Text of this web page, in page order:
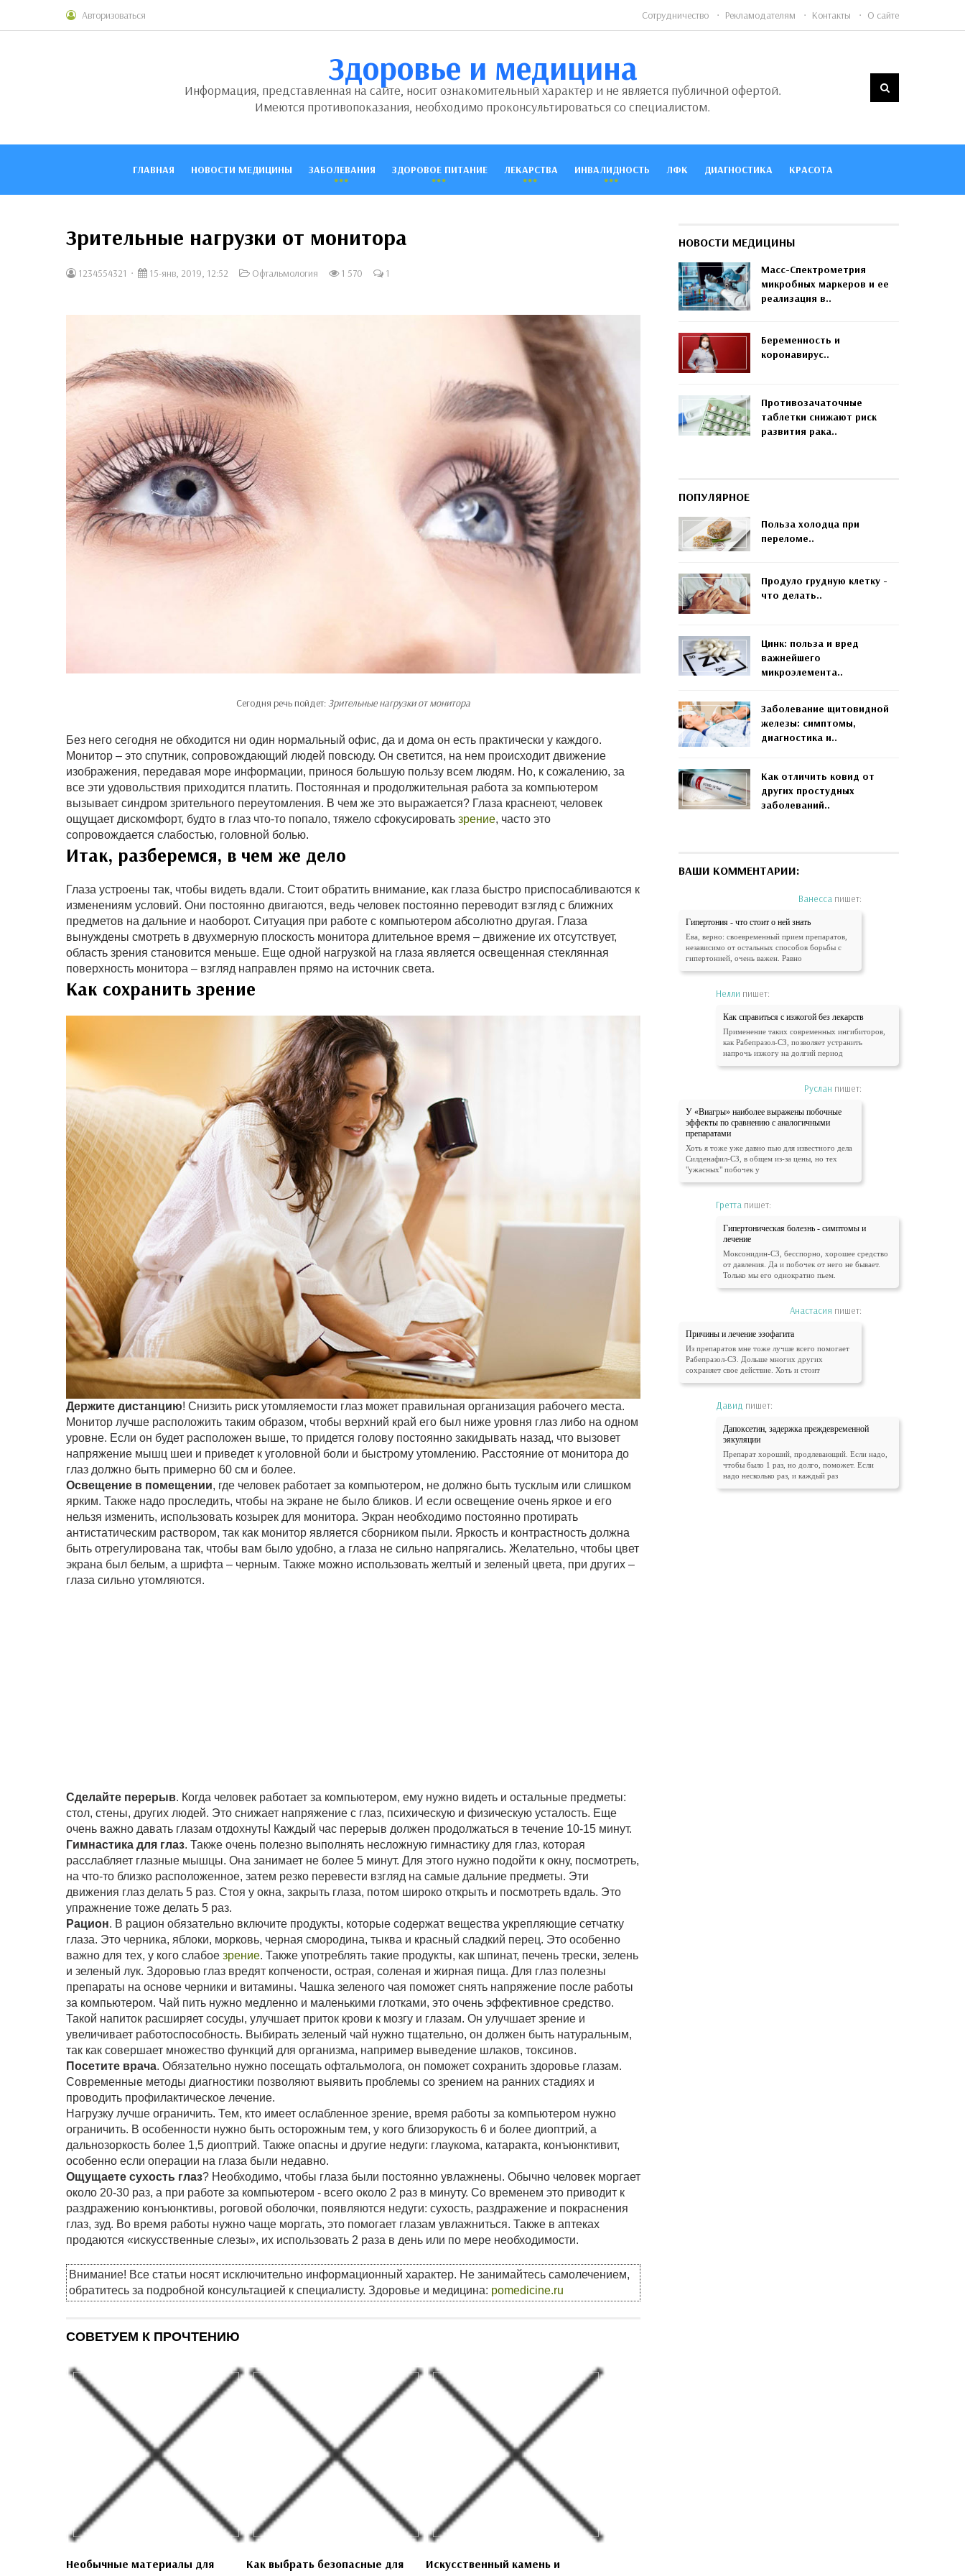
Авторизоваться Сотрудничество Рекламодателям Контакты О сайте
Здоровье и медицина
Информация, представленная на сайте, носит ознакомительный характер и не является публичной офертой.
Имеются противопоказания, необходимо проконсультироваться со специалистом.
ГЛАВНАЯ НОВОСТИ МЕДИЦИНЫ ЗАБОЛЕВАНИЯ ЗДОРОВОЕ ПИТАНИЕ ЛЕКАРСТВА ИНВАЛИДНОСТЬ ЛФК ДИАГНОСТИКА КРАСОТА
Зрительные нагрузки от монитора
1234554321 15-янв, 2019, 12:52 Офтальмология 1 570 1
Сегодня речь пойдет:Зрительные нагрузки от монитора
Без него сегодня не обходится ни один нормальный офис, да и дома он есть практически у каждого.
Монитор – это спутник, сопровождающий людей повсюду. Он светится, на нем происходит движение
изображения, передавая море информации, принося большую пользу всем людям. Но, к сожалению, за
все эти удовольствия приходится платить. Постоянная и продолжительная работа за компьютером
вызывает синдром зрительного переутомления. В чем же это выражается? Глаза краснеют, человек
ощущает дискомфорт, будто в глаз что-то попало, тяжело сфокусировать зрение, часто это
сопровождается слабостью, головной болью.
Итак, разберемся, в чем же дело
Глаза устроены так, чтобы видеть вдали. Стоит обратить внимание, как глаза быстро приспосабливаются к
изменениям условий. Они постоянно двигаются, ведь человек постоянно переводит взгляд с ближних
предметов на дальние и наоборот. Ситуация при работе с компьютером абсолютно другая. Глаза
вынуждены смотреть в двухмерную плоскость монитора длительное время – движение их отсутствует,
область зрения становится меньше. Еще одной нагрузкой на глаза является освещенная стеклянная
поверхность монитора – взгляд направлен прямо на источник света.
Как сохранить зрение
Держите дистанцию! Снизить риск утомляемости глаз может правильная организация рабочего места.
Монитор лучше расположить таким образом, чтобы верхний край его был ниже уровня глаз либо на одном
уровне. Если он будет расположен выше, то придется голову постоянно закидывать назад, что вызовет
напряжение мышц шеи и приведет к уголовной боли и быстрому утомлению. Расстояние от монитора до
глаз должно быть примерно 60 см и более.
Освещение в помещении, где человек работает за компьютером, не должно быть тусклым или слишком
ярким. Также надо проследить, чтобы на экране не было бликов. И если освещение очень яркое и его
нельзя изменить, использовать козырек для монитора. Экран необходимо постоянно протирать
антистатическим раствором, так как монитор является сборником пыли. Яркость и контрастность должна
быть отрегулирована так, чтобы вам было удобно, а глаза не сильно напрягались. Желательно, чтобы цвет
экрана был белым, а шрифта – черным. Также можно использовать желтый и зеленый цвета, при других –
глаза сильно утомляются.
Сделайте перерыв. Когда человек работает за компьютером, ему нужно видеть и остальные предметы:
стол, стены, других людей. Это снижает напряжение с глаз, психическую и физическую усталость. Еще
очень важно давать глазам отдохнуть! Каждый час перерыв должен продолжаться в течение 10-15 минут.
Гимнастика для глаз. Также очень полезно выполнять несложную гимнастику для глаз, которая
расслабляет глазные мышцы. Она занимает не более 5 минут. Для этого нужно подойти к окну, посмотреть,
на что-то близко расположенное, затем резко перевести взгляд на самые дальние предметы. Эти
движения глаз делать 5 раз. Стоя у окна, закрыть глаза, потом широко открыть и посмотреть вдаль. Это
упражнение тоже делать 5 раз.
Рацион. В рацион обязательно включите продукты, которые содержат вещества укрепляющие сетчатку
глаза. Это черника, яблоки, морковь, черная смородина, тыква и красный сладкий перец. Это особенно
важно для тех, у кого слабое зрение. Также употреблять такие продукты, как шпинат, печень трески, зелень
и зеленый лук. Здоровью глаз вредят копчености, острая, соленая и жирная пища. Для глаз полезны
препараты на основе черники и витамины. Чашка зеленого чая поможет снять напряжение после работы
за компьютером. Чай пить нужно медленно и маленькими глотками, это очень эффективное средство.
Такой напиток расширяет сосуды, улучшает приток крови к мозгу и глазам. Он улучшает зрение и
увеличивает работоспособность. Выбирать зеленый чай нужно тщательно, он должен быть натуральным,
так как совершает множество функций для организма, например выведение шлаков, токсинов.
Посетите врача. Обязательно нужно посещать офтальмолога, он поможет сохранить здоровье глазам.
Современные методы диагностики позволяют выявить проблемы со зрением на ранних стадиях и
проводить профилактическое лечение.
Нагрузку лучше ограничить. Тем, кто имеет ослабленное зрение, время работы за компьютером нужно
ограничить. В особенности нужно быть осторожным тем, у кого близорукость 6 и более диоптрий, а
дальнозоркость более 1,5 диоптрий. Также опасны и другие недуги: глаукома, катаракта, конъюнктивит,
особенно если операции на глаза были недавно.
Ощущаете сухость глаз? Необходимо, чтобы глаза были постоянно увлажнены. Обычно человек моргает
около 20-30 раз, а при работе за компьютером - всего около 2 раз в минуту. Со временем это приводит к
раздражению конъюнктивы, роговой оболочки, появляются недуги: сухость, раздражение и покраснения
глаз, зуд. Во время работы нужно чаще моргать, это помогает глазам увлажниться. Также в аптеках
продаются «искусственные слезы», их использовать 2 раза в день или по мере необходимости.
Внимание! Все статьи носят исключительно информационный характер. Не занимайтесь самолечением,
обратитесь за подробной консультацией к специалисту. Здоровье и медицина: pomedicine.ru
СОВЕТУЕМ К ПРОЧТЕНИЮ
Необычные материалы для
Как выбрать безопасные для
Искусственный камень и
НОВОСТИ МЕДИЦИНЫ
Масс-Спектрометрия
микробных маркеров и ее
реализация в..
Беременность и
коронавирус..
Противозачаточные
таблетки снижают риск
развития рака..
ПОПУЛЯРНОЕ
Польза холодца при
переломе..
Продуло грудную клетку -
что делать..
Цинк: польза и вред
важнейшего
микроэлемента..
Заболевание щитовидной
железы: симптомы,
диагностика и..
Как отличить ковид от
других простудных
заболеваний..
ВАШИ КОММЕНТАРИИ:
Ванесса пишет:
Гипертония - что стоит о ней знать
Ева, верно: своевременный прием препаратов,
независимо от остальных способов борьбы с
гипертонией, очень важен. Равно
Нелли пишет:
Как справиться с изжогой без лекарств
Применение таких современных ингибиторов,
как Рабепразол-СЗ, позволяет устранить
напрочь изжогу на долгий период
Руслан пишет:
У «Виагры» наиболее выражены побочные
эффекты по сравнению с аналогичными
препаратами
Хоть я тоже уже давно пью для известного дела
Силденафил-СЗ, в общем из-за цены, но тех
"ужасных" побочек у
Гретта пишет:
Гипертоническая болезнь - симптомы и
лечение
Моксонидин-СЗ, бесспорно, хорошее средство
от давления. Да и побочек от него не бывает.
Только мы его однократно пьем.
Анастасия пишет:
Причины и лечение эзофагита
Из препаратов мне тоже лучше всего помогает
Рабепразол-СЗ. Дольше многих других
сохраняет свое действие. Хоть и стоит
Давид пишет:
Дапоксетин, задержка преждевременной
эякуляции
Препарат хороший, продлевающий. Если надо,
чтобы было 1 раз, но долго, поможет. Если
надо несколько раз, и каждый раз